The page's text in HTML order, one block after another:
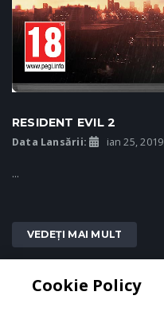
RESIDENT EVIL 2
Data Lansării: ian 25, 2019
...
VEDEȚI MAI MULT
Cookie Policy